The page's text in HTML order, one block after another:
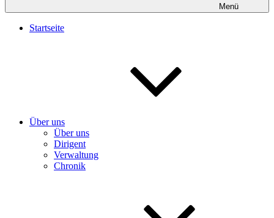
Menü
Startseite
Über uns
Über uns
Dirigent
Verwaltung
Chronik